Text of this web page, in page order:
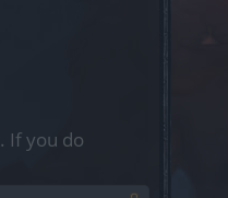
If you do